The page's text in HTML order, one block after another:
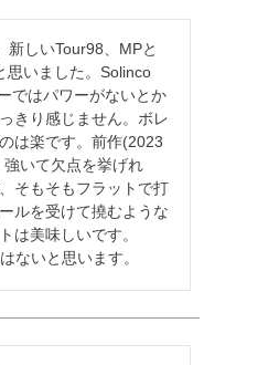
しいTour98、MPと
思いました。Solinco
ではパワーがないとか
きり感じません。ボレ
は楽です。前作(2023
いて欠点を挙げれ
そもそもフラットで打
ルを受けて撓むような
は美味しいです。
ないと思います。